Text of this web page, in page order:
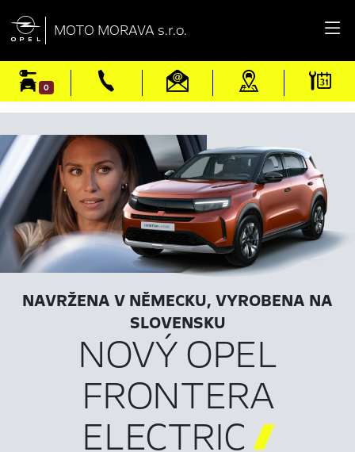
 MOTO MORAVA s.r.o.
0
NAVRŽENA V NĚMECKU, VYROBENA NA
SLOVENSKU
NOVÝ OPEL
FRONTERA
ELECTRIC